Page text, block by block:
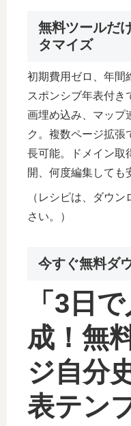
無料ツールだ
タマイズ
初期費用ゼロ、年間
スポンシブ年表付き
画埋め込み、マップ
ク。複数ページ拡張
長可能。ドメイン取
開、何度編集しても
（レシピは、ダウ
さい。）
今すぐ無料ダ
「3日
成！無
ジ自分
表テン